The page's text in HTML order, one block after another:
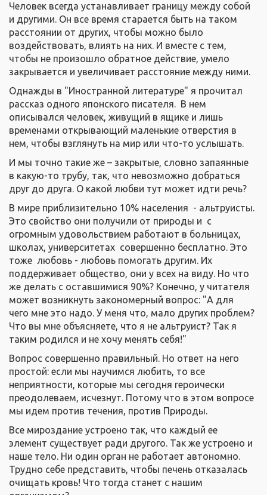
Человек всегда устанавливает границу между собой
и другими. Он все время старается быть на таком
расстоянии от других, чтобы можно было
воздействовать, влиять на них. И вместе с тем,
чтобы не произошло обратное действие, умело
закрывается и увеличивает расстояние между ними.
Однажды в "Иностранной литературе" я прочитал
рассказ одного японского писателя. В нем
описывался человек, живущий в ящике и лишь
временами открывающий маленькие отверстия в
нем, чтобы взглянуть на мир или что-то услышать.
И мы точно такие же – закрытые, словно запаянные
в какую-то трубу, так, что невозможно добраться
друг до друга. О какой любви тут может идти речь?
В мире приблизительно 10% населения - альтруисты.
Это свойство они получили от природы и с
огромным удовольствием работают в больницах,
школах, университетах совершенно бесплатно. Это
тоже любовь - любовь помогать другим. Их
поддерживает общество, они у всех на виду. Но что
же делать с оставшимися 90%? Конечно, у читателя
может возникнуть закономерный вопрос: "А для
чего мне это надо. У меня что, мало других проблем?
Что вы мне объясняете, что я не альтруист? Так я
таким родился и не хочу менять себя!"
Вопрос совершенно правильный. Но ответ на него
простой: если мы научимся любить, то все
неприятности, которые мы сегодня героически
преодолеваем, исчезнут. Потому что в этом вопросе
мы идем против течения, против Природы.
Все мироздание устроено так, что каждый ее
элемент существует ради другого. Так же устроено и
наше тело. Ни один орган не работает автономно.
Трудно себе представить, чтобы печень отказалась
очищать кровь! Что тогда станет с нашим